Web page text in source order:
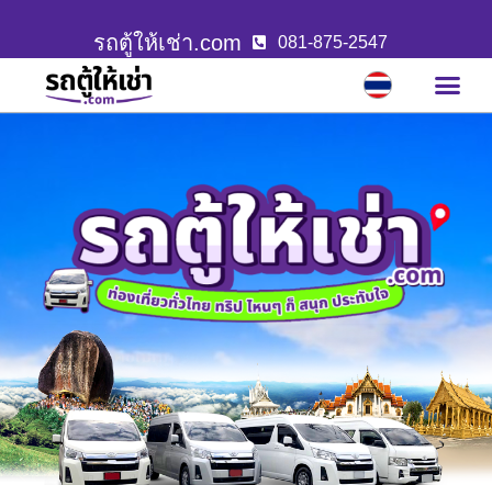
รถตู้ให้เช่า.com 081-875-2547